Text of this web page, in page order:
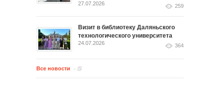
27.07.2026 259
Визит в библиотеку Даляньского
технологического университета
24.07.2026 364
Все новости